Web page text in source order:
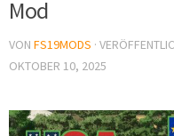
Mod
VON FS19MODS ·
OKTOBER 10, 2025